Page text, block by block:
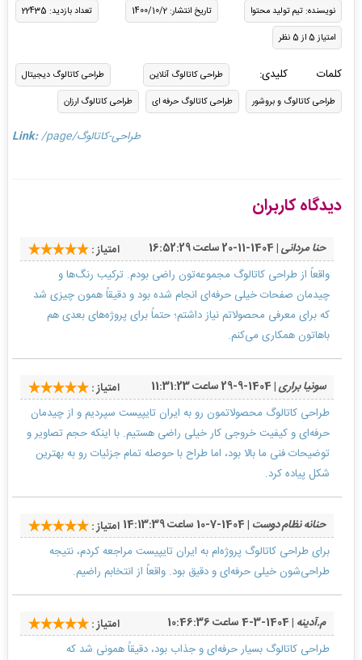
نویسنده: تیم تولید محتوا تاریخ انتشار: 1400/10/2
تعداد بازدید: 22435
امتیاز 5 از 5 نظر
کلمات کلیدی: طراحی کاتالوگ آنلاین
طراحی کاتالوگ دیجیتال
طراحی کاتالوگ و بروشور
طراحی کاتالوگ حرفه ای طراحی کاتالوگ ارزان
Link: /page/طراحی-کاتالوگ
دیدگاه کاربران
حنا مردانی| 1404-11-20 ساعت 16:52:29
امتیاز :
واقعاً از طراحی کاتالوگ مجموعه‌تون راضی بودم. ترکیب رنگ‌ها و
چیدمان صفحات خیلی حرفه‌ای انجام شده بود و دقیقاً همون چیزی شد
که برای معرفی محصولاتم نیاز داشتم؛ حتماً برای پروژه‌های بعدی هم
باهاتون همکاری می‌کنم.
سونیا براری| 1404-9-29 ساعت 11:31:23
امتیاز :
طراحی کاتالوگ محصولاتمون رو به ایران تایپیست سپردیم و از چیدمان
حرفه‌ای و کیفیت خروجی کار خیلی راضی هستیم. با اینکه حجم تصاویر و
توضیحات فنی ما بالا بود، اما طراح با حوصله تمام جزئیات رو به بهترین
شکل پیاده کرد.
حنانه نظام دوست | 1404-7-10 ساعت 14:13:39
امتیاز :
برای طراحی کاتالوگ پروژه‌ام به ایران تایپیست مراجعه کردم، نتیجه
طراحی‌شون خیلی حرفه‌ای و دقیق بود. واقعاً از انتخابم راضیم.
م.آدینه | 1404-3-4 ساعت 10:46:36
امتیاز :
طراحی کاتالوگ بسیار حرفه‌ای و جذاب بود، دقیقاً همونی شد که